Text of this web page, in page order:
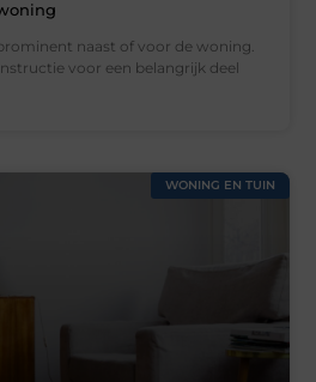
naast of voor de woning.
voor een belangrijk deel
WONING EN TUIN